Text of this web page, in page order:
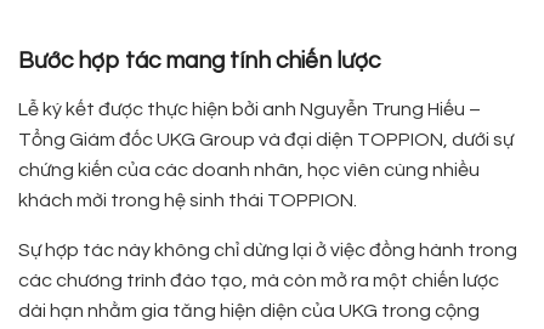
Bước hợp tác mang tính chiến lược
Lễ ký kết được thực hiện bởi anh Nguyễn Trung Hiếu –
Tổng Giám đốc UKG Group và đại diện TOPPION, dưới sự
chứng kiến của các doanh nhân, học viên cùng nhiều
khách mời trong hệ sinh thái TOPPION.
Sự hợp tác này không chỉ dừng lại ở việc đồng hành trong
các chương trình đào tạo, mà còn mở ra một chiến lược
dài hạn nhằm gia tăng hiện diện của UKG trong cộng